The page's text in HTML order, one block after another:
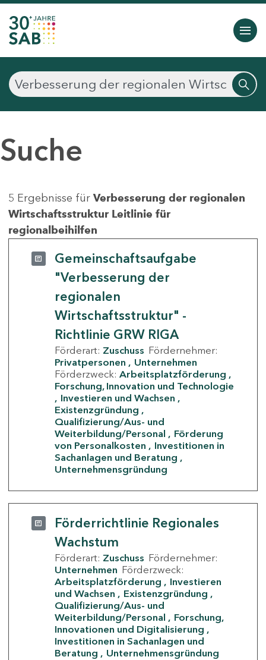
Suche
5 Ergebnisse für Verbesserung der regionalen
Wirtschaftsstruktur Leitlinie für
regionalbeihilfen
Gemeinschaftsaufgabe
"Verbesserung der
regionalen
Wirtschaftsstruktur" -
Richtlinie GRW RIGA
Förderart: Zuschuss Fördernehmer:
Privatpersonen
Unternehmen
Förderzweck: Arbeitsplatzförderung
Forschung, Innovation und Technologie
Investieren und Wachsen
Existenzgründung
Qualifizierung/Aus- und
Weiterbildung/Personal
Förderung
von Personalkosten
Investitionen in
Sachanlagen und Beratung
Unternehmensgründung
Förderrichtlinie Regionales
Wachstum
Förderart: Zuschuss Fördernehmer:
Unternehmen Förderzweck:
Arbeitsplatzförderung
Investieren
und Wachsen
Existenzgründung
Qualifizierung/Aus- und
Weiterbildung/Personal
Forschung,
Innovationen und Digitalisierung
Investitionen in Sachanlagen und
Beratung
Unternehmensgründung